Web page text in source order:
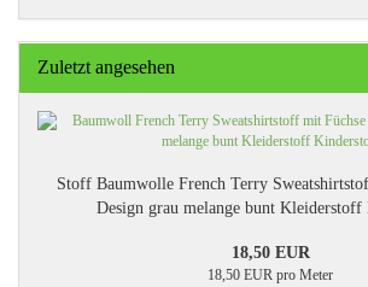
Zuletzt angesehen
Stoff Baumwolle French Terry
Design grau melange bunt
18,50 EUR
18,50 EUR pro Meter